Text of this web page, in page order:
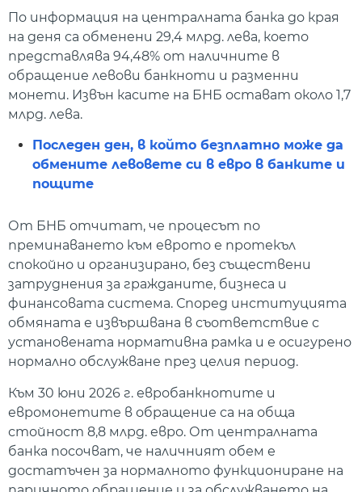
По информация на централната банка до края
на деня са обменени 29,4 млрд. лева, което
представлява 94,48% от наличните в
обращение левови банкноти и разменни
монети. Извън касите на БНБ остават около 1,7
млрд. лева.
Последен ден, в който безплатно може да
обмените левовете си в евро в банките и
пощите
От БНБ отчитат, че процесът по
преминаването към еврото е протекъл
спокойно и организирано, без съществени
затруднения за гражданите, бизнеса и
финансовата система. Според институцията
обмяната е извършвана в съответствие с
установената нормативна рамка и е осигурено
нормално обслужване през целия период.
Към 30 юни 2026 г. евробанкнотите и
евромонетите в обращение са на обща
стойност 8,8 млрд. евро. От централната
банка посочват, че наличният обем е
достатъчен за нормалното функциониране на